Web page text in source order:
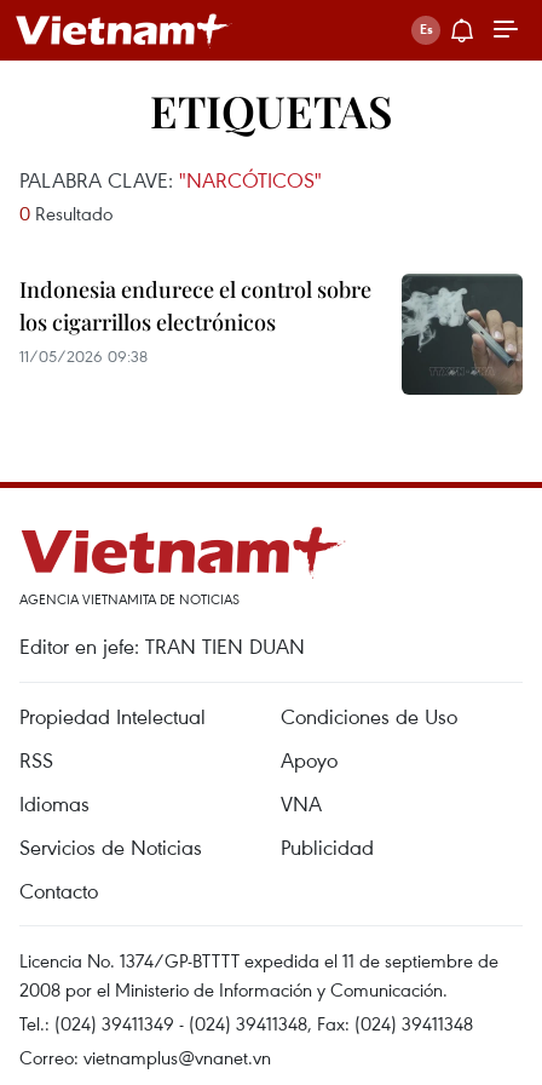
ETIQUETAS
PALABRA CLAVE: "NARCÓTICOS"
0 Resultado
Indonesia endurece el control sobre
los cigarrillos electrónicos
11/05/2026 09:38
AGENCIA VIETNAMITA DE NOTICIAS
Editor en jefe: TRAN TIEN DUAN
Propiedad Intelectual
Condiciones de Uso
RSS
Apoyo
Idiomas
VNA
Servicios de Noticias
Publicidad
Contacto
Licencia No. 1374/GP-BTTTT expedida el 11 de septiembre de
2008 por el Ministerio de Información y Comunicación.
Tel.: (024) 39411349 - (024) 39411348, Fax: (024) 39411348
Correo: vietnamplus@vnanet.vn